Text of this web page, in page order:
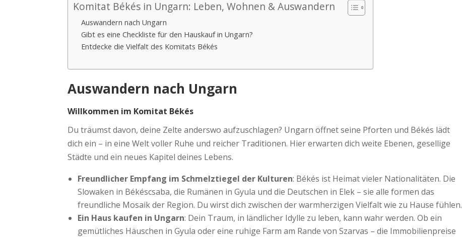
Komitat Békés in Ungarn: Leben, Wohnen & Auswandern
Auswandern nach Ungarn
Gibt es eine Checkliste für den Hauskauf in Ungarn?
Entdecke die Vielfalt des Komitats Békés
Auswandern nach Ungarn
Willkommen im Komitat Békés
Du träumst davon, deine Zelte anderswo aufzuschlagen? Ungarn öffnet seine Pforten und Békés lädt
dich ein – in eine Welt voller Ruhe und reicher Traditionen. Hier erwarten dich weite Ebenen, gesellige
Städte und ein neues Kapitel deines Lebens.
Freundlicher Empfang im Schmelztiegel der Kulturen: Békés ist Heimat vieler Nationalitäten. Die
Slowaken in Békéscsaba, die Rumänen in Gyula und die Deutschen in Elek – sie alle formen das
freundliche Mosaik der Region. Du wirst dich zwischen der warmherzigen Vielfalt wie zu Hause fühlen.
Ein Haus kaufen in Ungarn: Dein Traum, in ländlicher Idylle zu leben, kann wahr werden. Ob ein
gemütliches Häuschen in Gyula oder eine ruhige Farm am Rande von Szarvas – die Immobilienpreise